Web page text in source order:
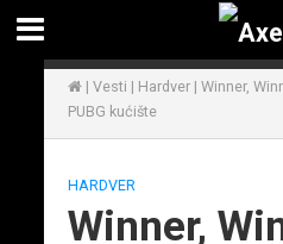
| Vesti | Hardver| Winner,
PUBG kućište
HARDVER
Winner,